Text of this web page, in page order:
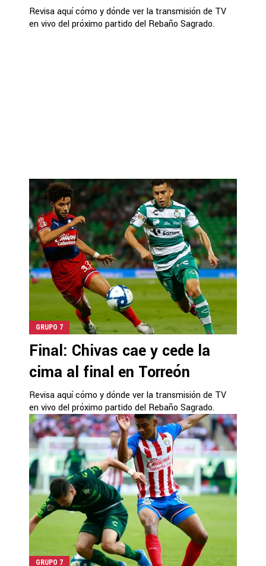
Revisa aquí cómo y dónde ver la transmisión de TV
en vivo del próximo partido del Rebaño Sagrado.
GRUPO 7
Final: Chivas cae y cede la
cima al final en Torreón
Revisa aquí cómo y dónde ver la transmisión de TV
en vivo del próximo partido del Rebaño Sagrado.
GRUPO 7